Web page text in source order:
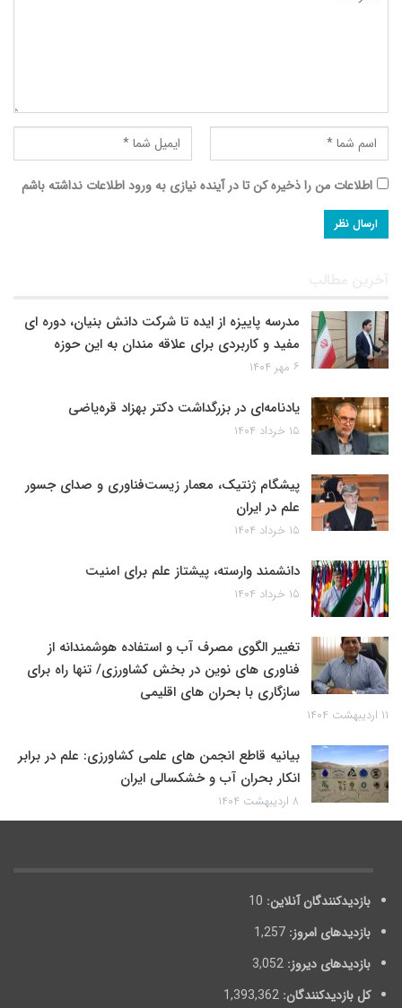
اطلاعات من را ذخیره کن تا در آینده نیازی به ورود اطلاعات نداشته باشم
آخرین مطالب
مدرسه پاییزه از ایده تا شرکت دانش بنیان، دوره ای
مفید و کاربردی برای علاقه مندان به این حوزه
۶ مهر ۱۴۰۴
یادنامه‌ای در بزرگداشت دکتر بهزاد قره‌یاضی
۱۵ خرداد ۱۴۰۴
پیشگام ژنتیک، معمار زیست‌فناوری و صدای جسور
علم در ایران
۱۵ خرداد ۱۴۰۴
دانشمند وارسته، پیشتاز علم برای امنیت
۱۵ خرداد ۱۴۰۴
تغییر الگوی مصرف آب و استفاده هوشمندانه از
فناوری های نوین در بخش کشاورزی/ تنها راه برای
سازگاری با بحران های اقلیمی
۱۱ اردیبهشت ۱۴۰۴
بیانیه قاطع انجمن های علمی کشاورزی: علم در برابر
انکار بحران آب و خشکسالی ایران
۸ اردیبهشت ۱۴۰۴
بازدیدکنندگان آنلاین: 10
بازدیدهای امروز: 1,257
بازدیدهای دیروز: 3,052
کل بازدیدکنند‌گان: 1,393,362